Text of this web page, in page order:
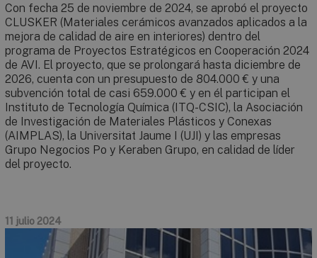
Con fecha 25 de noviembre de 2024, se aprobó el proyecto
CLUSKER (Materiales cerámicos avanzados aplicados a la
mejora de calidad de aire en interiores) dentro del
programa de Proyectos Estratégicos en Cooperación 2024
de AVI. El proyecto, que se prolongará hasta diciembre de
2026, cuenta con un presupuesto de 804.000 € y una
subvención total de casi 659.000 € y en él participan el
Instituto de Tecnología Química (ITQ-CSIC), la Asociación
de Investigación de Materiales Plásticos y Conexas
(AIMPLAS), la Universitat Jaume I (UJI) y las empresas
Grupo Negocios Po y Keraben Grupo, en calidad de líder
del proyecto.
11 julio 2024